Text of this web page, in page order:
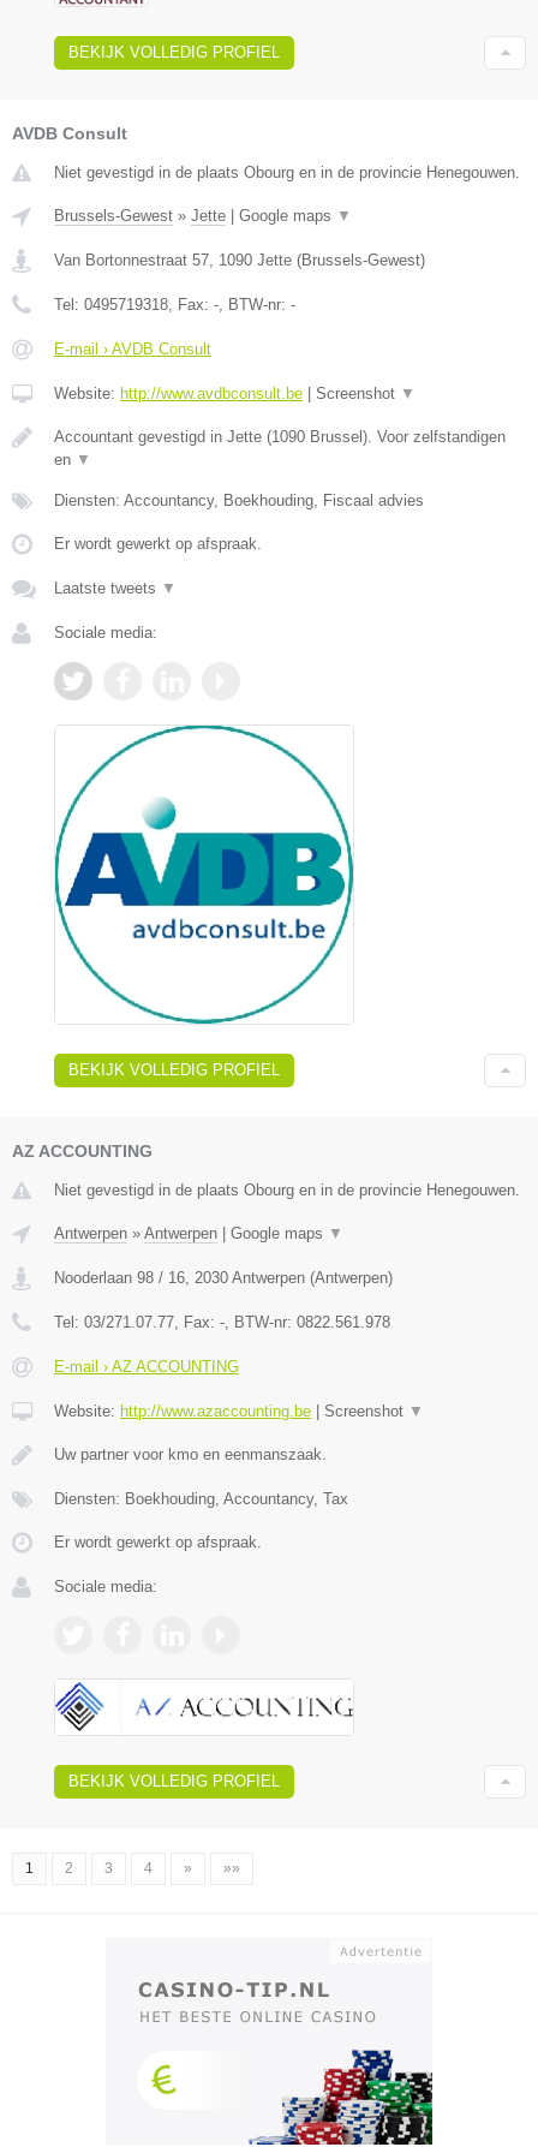
BEKIJK VOLLEDIG PROFIEL
AVDB Consult
Niet gevestigd in de plaats Obourg en in de provincie Henegouwen.
Brussels-Gewest » Jette | Google maps ▼
Van Bortonnestraat 57 1090 Jette (Brussels-Gewest)
Tel: 0495719318 , Fax: - , BTW-nr: -
E-mail › AVDB Consult
Website: http://www.avdbconsult.be | Screenshot ▼
Accountant gevestigd in Jette (1090 Brussel). Voor zelfstandigen
en ▼
Diensten: Accountancy, Boekhouding, Fiscaal advies
Er wordt gewerkt op afspraak.
Laatste tweets ▼
Sociale media:
BEKIJK VOLLEDIG PROFIEL
AZ ACCOUNTING
Niet gevestigd in de plaats Obourg en in de provincie Henegouwen.
Antwerpen » Antwerpen | Google maps ▼
Nooderlaan 98 / 16 2030 Antwerpen (Antwerpen)
Tel: 03/271.07.77 , Fax: - , BTW-nr: 0822.561.978
E-mail › AZ ACCOUNTING
Website: http://www.azaccounting.be | Screenshot ▼
Uw partner voor kmo en eenmanszaak.
Diensten: Boekhouding, Accountancy, Tax
Er wordt gewerkt op afspraak.
Sociale media:
BEKIJK VOLLEDIG PROFIEL
1 2 3 4 » »»